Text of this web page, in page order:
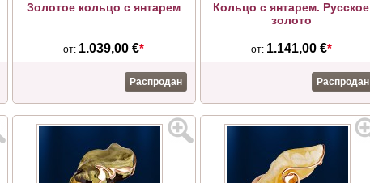
Золотое кольцо с янтарем
от: 1.039,00 €*
Распродан
Кольцо с янтарем. Русское
золото
от: 1.141,00 €*
Распродан